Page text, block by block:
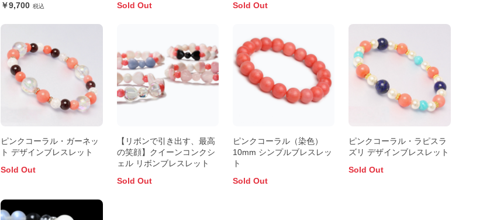
9,700
Sold Out
Sold Out
ピンクコーラル・ガーネッ
ト デザインブレスレット
Sold Out
【リボンで引き出す、最高
の笑顔】クイーンコンクシ
ェル リボンブレスレット
Sold Out
ピンクコーラル（染色）
10mm シンプルブレスレッ
ト
Sold Out
ピンクコーラル・ラピスラ
ズリ デザインブレスレット
Sold Out